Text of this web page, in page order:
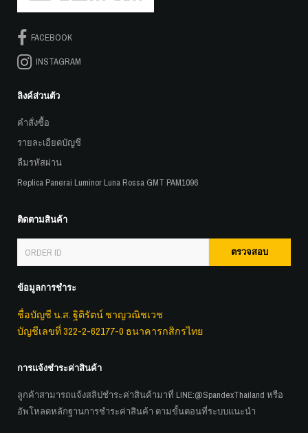
FACEBOOK
INSTAGRAM
ลิงค์ส่วนตัว
คำสั่งซื้อ
รายละเอียดบัญชี
ลืมรหัสผ่าน
Replica Panerai Luminor Luna Rossa GMT PAM1096
ติดตามสินค้า
ตรวจสอบ
ข้อมูลการชำระ
ชื่อบัญชี น.ส. ฐิติรัตน์ ชาญวณิชเวช
บัญชีเลขที่ 322-2-62177-0 ธนาคารกสิกรไทย
การแจ้งชำระค่าสินค้า
ลูกค้าสามารถแจ้งสลิปชำระค่าสินค้ามาที่ LINE:@SpandexThailand หรือ
อัพโหลดหลักฐานการชำระค่าสินค้า ตามขั้นตอนที่ระบบแนะนำ